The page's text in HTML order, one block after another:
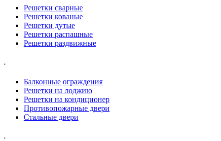
Решетки сварные
Решетки кованые
Решетки дутые
Решетки распашные
Решетки раздвижные
.
Балконные ограждения
Решетки на лоджию
Решетки на кондиционер
Противопожарные двери
Стальные двери
.